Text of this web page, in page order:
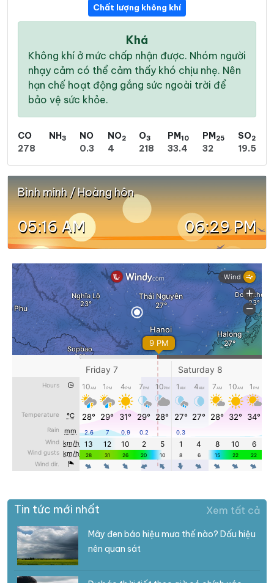
Chất lượng không khí
Khá
Không khí ở mức chấp nhận được. Nhóm người
nhạy cảm có thể cảm thấy khó chịu nhẹ. Nên
hạn chế hoạt động gắng sức ngoài trời để
bảo vệ sức khỏe.
CO
278
NH3
NO
0.3
NO2
4
O3
218
PM10
33.4
PM25
32
SO2
19.5
Bình minh / Hoàng hôn
05:16 AM 06:29 PM
Tin tức mới nhất Xem tất cả
Mây đen báo hiệu mưa thế nào? Dấu hiệu
nên quan sát